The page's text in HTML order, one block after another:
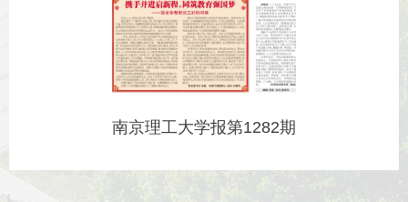
南京理工大学报第1282期